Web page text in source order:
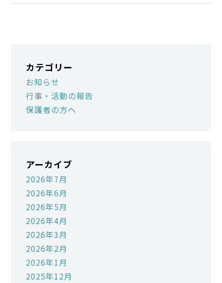
カテゴリー
お知らせ
行事・活動の報告
保護者の方へ
アーカイブ
2026年7月
2026年6月
2026年5月
2026年4月
2026年3月
2026年2月
2026年1月
2025年12月